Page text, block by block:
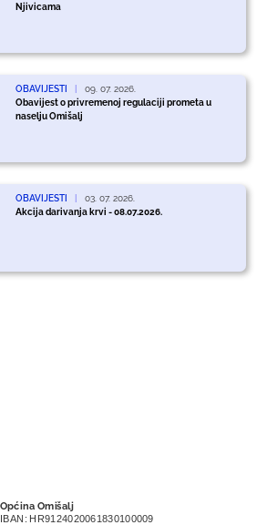
Njivicama
OBAVIJESTI
09. 07. 2026.
Obavijest o privremenoj regulaciji prometa u
naselju Omišalj
OBAVIJESTI
03. 07. 2026.
Akcija darivanja krvi - 08.07.2026.
Općina Omišalj
IBAN: HR9124020061830100009